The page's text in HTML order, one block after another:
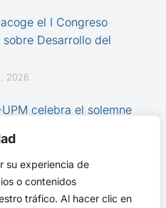
su experiencia de
o contenidos
tráfico. Al hacer clic en
el I Congreso
sobre Desarrollo del
2026
UPM celebra el solemne
2024-2025
2026